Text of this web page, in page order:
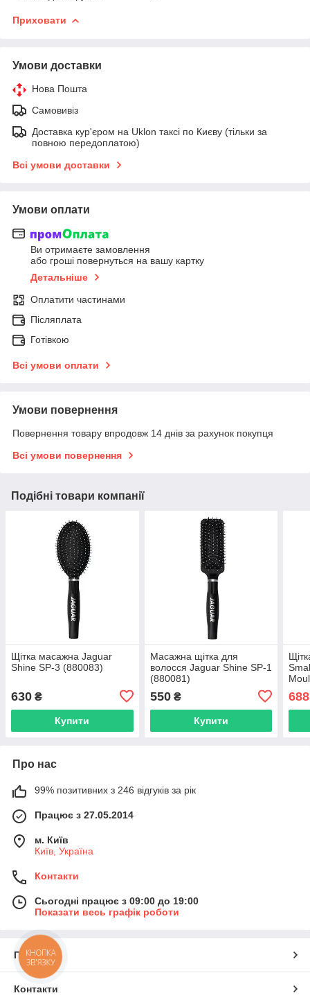
Приховати
Умови доставки
Нова Пошта
Самовивіз
Доставка кур'єром на Uklon таксі по Києву (тільки за
повною передоплатою)
Всі умови доставки
Умови оплати
Ви отримаєте замовлення
або гроші повернуться на вашу картку
Детальніше
Оплатити частинами
Післяплата
Готівкою
Всі умови оплати
Умови повернення
Повернення товару впродовж 14 днів за рахунок покупця
Всі умови повернення
Подібні товари компанії
Щітка масажна Jaguar
Shine SP-3 (880083)
630 ₴
Купити
Масажна щітка для
волосся Jaguar Shine SP-1
(880081)
550₴
Купити
Про нас
99% позитивних з 246 відгуків за рік
Працює з 27.05.2014
м. Київ
Київ, Україна
Контакти
Сьогодні працює з 09:00 до 19:00
Показати весь графік роботи
Про нас
Контакти
КНОПКА
ЗВ'ЯЗКУ